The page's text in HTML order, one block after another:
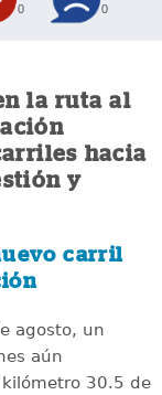
0 0
la ruta al
hacia
y
carril
agosto, un
aún
30.5 de